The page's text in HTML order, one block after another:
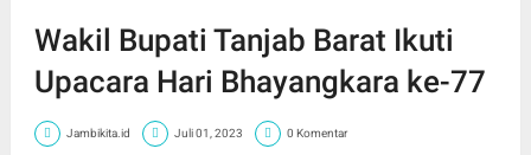
Wakil Bupati Tanjab Barat Ikuti
Upacara Hari Bhayangkara ke-77
Jambikita.id Juli 01, 2023 0 Komentar